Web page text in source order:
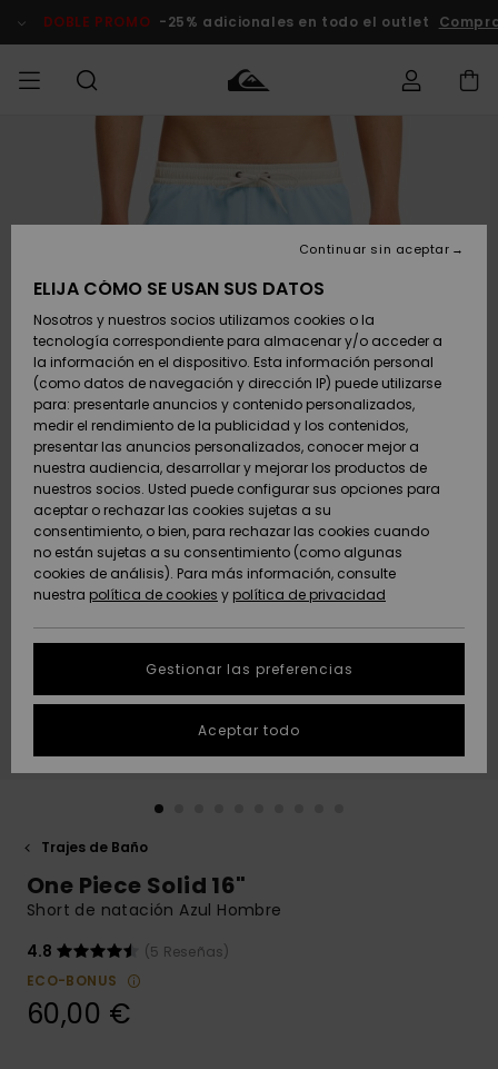
del
DOBLE PROMO -25% adicionales en todo el outlet
HOMBRE
Zapatos y
chanclas
Surf
Snow
Novedades
Destacados
Zapatos y
chanclas
Surf
Snow
Novedades
Destacados
Destacados
Snow
SURF
Hombre
Highlights
Comunidad
SNOW
Hombre
Snow Niños
Tienda
Snow Mujer
Destacados
Comunidad
DOBLE
PROMO
Hombre
Outlet
Mujer
AYUDA &
CONTACTO
pedido
Envio
Devoluciones
Pago
Tarjeta de
regalo
Quiksilver
Freedom
Protección de
datos
personales
Inicia una
conversación
conversación
respuestas a
las preguntas
SOSTENIBILIDAD
Trajes de Baño
One Piece Solid 16"
Short de natación Azul Hombre
4.8
(5 Reseñas)
ECO-BONUS
60,00 €
ELIJA CÓMO SE USAN SUS DATOS
Nosotros y nuestros socios utilizamos cookies o la
tecnología correspondiente para almacenar y/o acceder a
la información en el dispositivo. Esta información personal
(como datos de navegación y dirección IP) puede utilizarse
para: presentarle anuncios y contenido personalizados,
medir el rendimiento de la publicidad y los contenidos,
presentar las anuncios personalizados, conocer mejor a
nuestra audiencia, desarrollar y mejorar los productos de
nuestros socios. Usted puede configurar sus opciones para
aceptar o rechazar las cookies sujetas a su
consentimiento, o bien, para rechazar las cookies cuando
no están sujetas a su consentimiento (como algunas
cookies de análisis). Para más información, consulte
nuestra política de cookies y política de privacidad
Gestionar las preferencias
Continuar sin aceptar
Aceptar todo